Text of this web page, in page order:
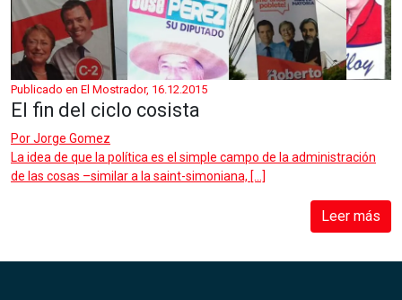
Publicado en El Mostrador, 16.12.2015
El fin del ciclo cosista
PorJorge Gomez
La idea de que la política es el simple campo de la administración
de las cosas –similar a la saint-simoniana, […]
Leer más